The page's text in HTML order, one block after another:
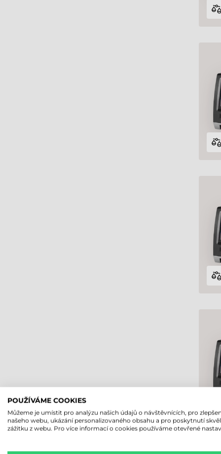
POUŽÍVÁME COOKIES
Můžeme je umístit pro analýzu našich údajů o návštěvnících, pro
našeho webu, ukázání personalizovaného obsahu a pro poskytnutí
zážitku z webu. Pro více informací o cookies používáme otevřené